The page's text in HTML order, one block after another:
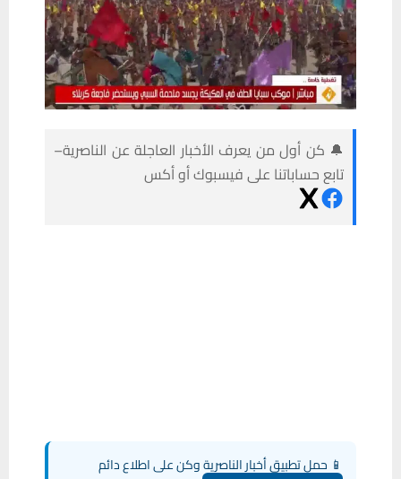
🔔 كن أول من يعرف الأخبار العاجلة عن الناصرية–
تابع حساباتنا على فيسبوك أو أكس
📱 حمل تطبيق أخبار الناصرية وكن على اطلاع دائم